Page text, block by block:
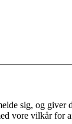
sig, og
vore vilkår